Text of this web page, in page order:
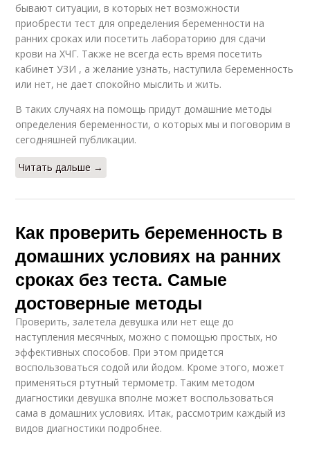
бывают ситуации, в которых нет возможности
приобрести тест для определения беременности на
ранних сроках или посетить лабораторию для сдачи
крови на ХЧГ. Также не всегда есть время посетить
кабинет УЗИ , а желание узнать, наступила беременность
или нет, не дает спокойно мыслить и жить.
В таких случаях на помощь придут домашние методы
определения беременности, о которых мы и поговорим в
сегодняшней публикации.
Читать дальше →
Как проверить беременность в
домашних условиях на ранних
сроках без теста. Самые
достоверные методы
Проверить, залетела девушка или нет еще до
наступления месячных, можно с помощью простых, но
эффективных способов. При этом придется
воспользоваться содой или йодом. Кроме этого, может
применяться ртутный термометр. Таким методом
диагностики девушка вполне может воспользоваться
сама в домашних условиях. Итак, рассмотрим каждый из
видов диагностики подробнее.